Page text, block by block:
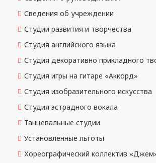
Сведения об учреждении
Студии развития и творчества
Студия английского языка
Студия декоративно прикладного
Студия игры на гитаре «Аккорд»
Студия изобразительного искусства
Студия эстрадного вокала
Танцевальные студии
Установленные льготы
Хореографический коллектив